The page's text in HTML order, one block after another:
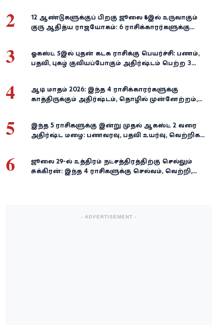
2
12 ஆண்டுகளுக்குப் பிறகு ஜூலை 16இல் உருவாகும்
குரு ஆதித்ய ராஜயோகம்: 6 ராசிக்காரர்களுக்கு
3
ஓகஸ்ட் 5இல் புதன் கடக ராசிக்கு பெயர்ச்சி: பணம்,
பதவி, புகழ் குவியப்போகும் அதிர்ஷ்டம் பெற்ற 3
4
ஆடி மாதம் 2026: இந்த 4 ராசிக்காரர்களுக்கு
காத்திருக்கும் அதிர்ஷ்டம், தொழில் முன்னேற்றம்,
5
இந்த 5 ராசிகளுக்கு இன்று முதல் ஆகஸ்ட் 2 வரை
அதிர்ஷ்ட மழை: பணவரவு, பதவி உயர்வு, வெற்றிகள்
6
ஜூலை 29-ல் உத்திரம் நட்சத்திரத்திற்கு செல்லும்
சுக்கிரன்: இந்த 4 ராசிகளுக்கு செல்வம், வெற்றி,
- ADVERTISEMENT -